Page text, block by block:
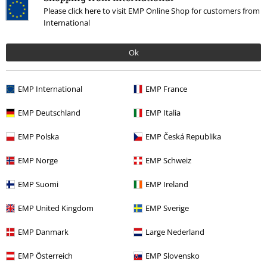
Please click here to visit EMP Online Shop for customers from
International
Ok
EMP International EMP France
EMP Deutschland EMP Italia
EMP Polska EMP Česká Republika
EMP Norge EMP Schweiz
EMP Suomi EMP Ireland
EMP United Kingdom EMP Sverige
EMP Danmark Large Nederland
EMP Österreich EMP Slovensko
Náš zákaznícky servis je tu pre vás
Nedovolali ste sa? Kontaktujte nás opäť: zajtra od 09:00 do 17:00.
Dozvedieť sa viac
Zákaznícky servis
Pomoc / FAQ
Podmienky vrátenia tovaru
Vrátenie tovaru